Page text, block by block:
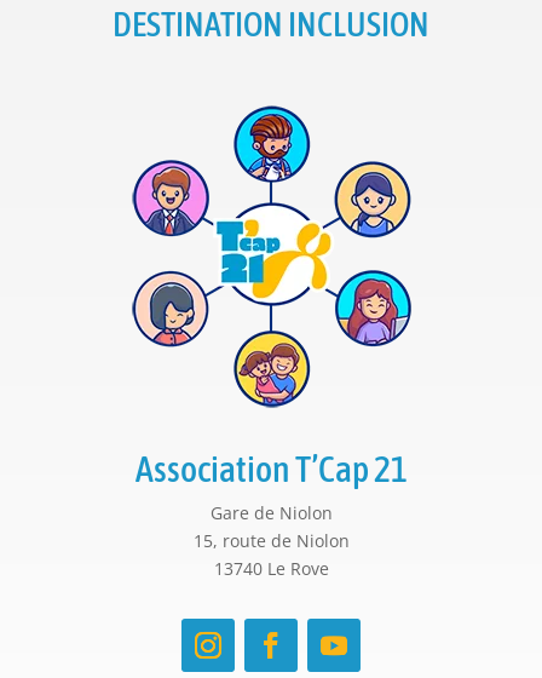
DESTINATION INCLUSION
Association T’Cap 21
Gare de Niolon
15, route de Niolon
13740 Le Rove